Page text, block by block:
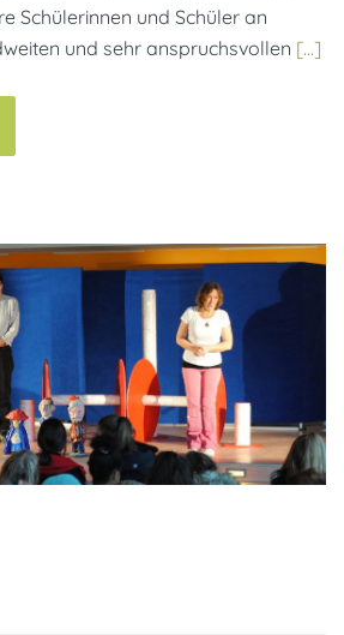
Schülerinnen und Schüler an
und sehr anspruchsvollen […]